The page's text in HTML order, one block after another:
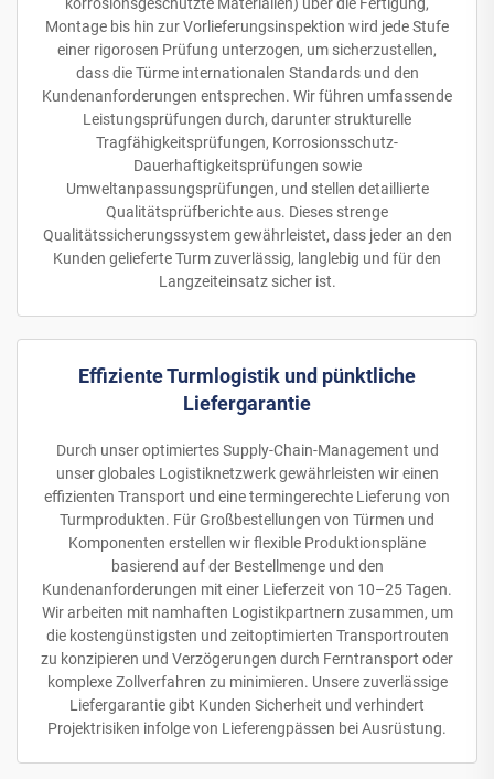
Montage bis hin zur Vorlieferungsinspektion wird jede Stufe
einer rigorosen Prüfung unterzogen, um sicherzustellen,
dass die Türme internationalen Standards und den
Kundenanforderungen entsprechen. Wir führen umfassende
Leistungsprüfungen durch, darunter strukturelle
Tragfähigkeitsprüfungen, Korrosionsschutz-
Dauerhaftigkeitsprüfungen sowie
Umweltanpassungsprüfungen, und stellen detaillierte
Qualitätsprüfberichte aus. Dieses strenge
Qualitätssicherungssystem gewährleistet, dass jeder an den
Kunden gelieferte Turm zuverlässig, langlebig und für den
Langzeiteinsatz sicher ist.
Effiziente Turmlogistik und pünktliche
Liefergarantie
Durch unser optimiertes Supply-Chain-Management und
unser globales Logistiknetzwerk gewährleisten wir einen
effizienten Transport und eine termingerechte Lieferung von
Turmprodukten. Für Großbestellungen von Türmen und
Komponenten erstellen wir flexible Produktionspläne
basierend auf der Bestellmenge und den
Kundenanforderungen mit einer Lieferzeit von 10–25 Tagen.
Wir arbeiten mit namhaften Logistikpartnern zusammen, um
die kostengünstigsten und zeitoptimierten Transportrouten
zu konzipieren und Verzögerungen durch Ferntransport oder
komplexe Zollverfahren zu minimieren. Unsere zuverlässige
Liefergarantie gibt Kunden Sicherheit und verhindert
Projektrisiken infolge von Lieferengpässen bei Ausrüstung.